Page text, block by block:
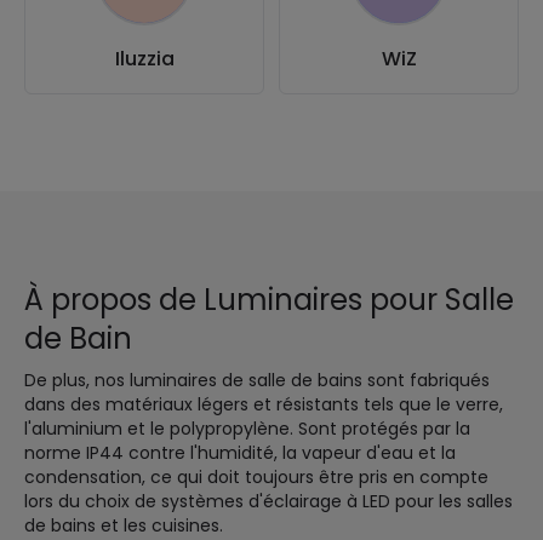
Iluzzia WiZ
À propos de Luminaires pour Salle
de Bain
De plus, nos luminaires de salle de bains sont fabriqués
dans des matériaux légers et résistants tels que le verre,
l'aluminium et le polypropylène. Sont protégés par la
norme IP44 contre l'humidité, la vapeur d'eau et la
condensation, ce qui doit toujours être pris en compte
lors du choix de systèmes d'éclairage à LED pour les salles
de bains et les cuisines.